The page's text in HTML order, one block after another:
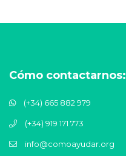
Cómo contactarnos:
(+34) 665 882 979
(+34) 919 171 773
info@comoayudar.org